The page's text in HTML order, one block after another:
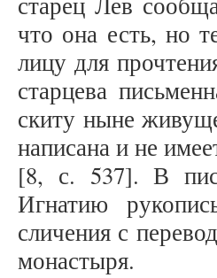
что она есть, но
лицу для
старцева
скиту ныне
написана и не
[8, с. 537]. В
Игнатию
сличения с
монастыря.